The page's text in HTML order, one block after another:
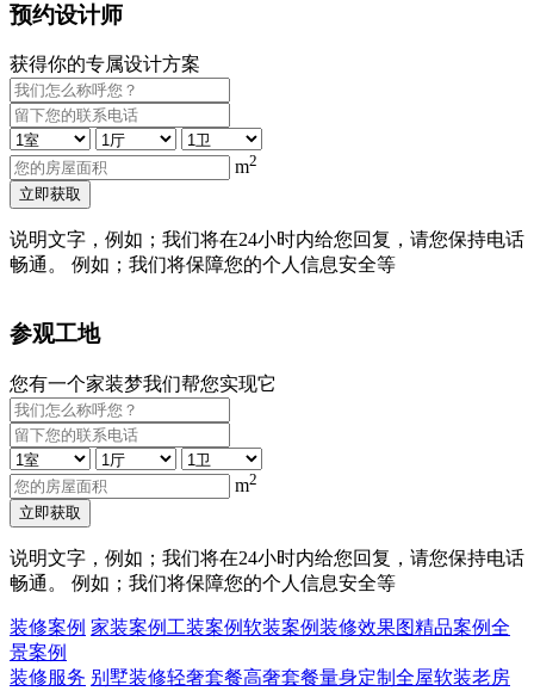
预约设计师
获得你的专属设计方案
m2
立即获取
说明文字，例如；我们将在24小时内给您回复，请您保持电话
畅通。 例如；我们将保障您的个人信息安全等
参观工地
您有一个家装梦我们帮您实现它
m2
立即获取
说明文字，例如；我们将在24小时内给您回复，请您保持电话
畅通。 例如；我们将保障您的个人信息安全等
装修案例 家装案例 工装案例软装案例装修效果图精品案例全
景案例
装修服务 别墅装修轻奢套餐高奢套餐量身定制 全屋软装老房